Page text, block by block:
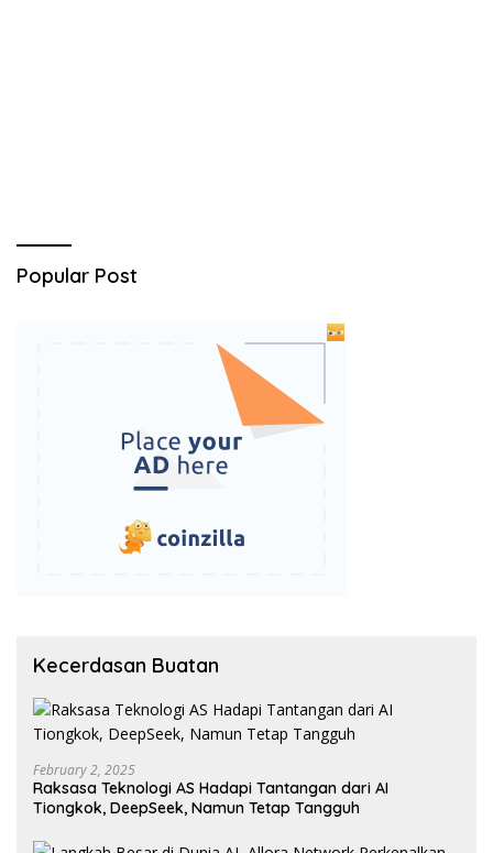
Popular Post
Kecerdasan Buatan
February 2, 2025
Raksasa Teknologi AS Hadapi Tantangan dari AI
Tiongkok, DeepSeek, Namun Tetap Tangguh